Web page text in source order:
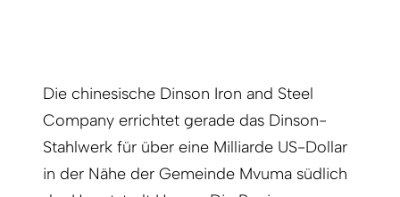
Die chinesische Dinson Iron and Steel
Company errichtet gerade das Dinson-
Stahlwerk für über eine Milliarde US-Dollar
in der Nähe der Gemeinde Mvuma südlich